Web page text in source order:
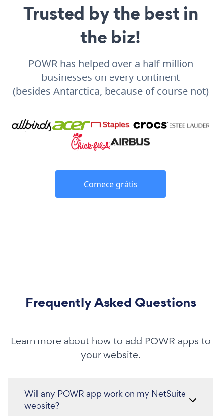
Trusted by the best in
the biz!
POWR has helped over a half million
businesses on every continent
(besides Antarctica, because of course not)
Comece grátis
Frequently Asked Questions
Learn more about how to add POWR apps to
your website.
Will any POWR app work on my NetSuite
website?